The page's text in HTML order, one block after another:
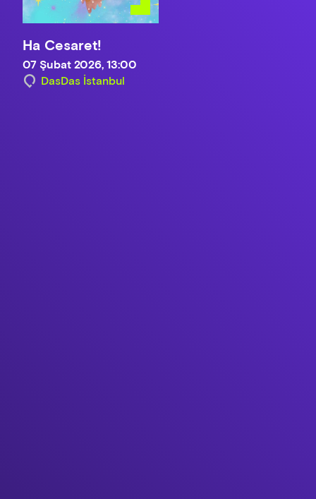
Ha Cesaret!
07 Şubat 2026, 13:00
DasDas İstanbul